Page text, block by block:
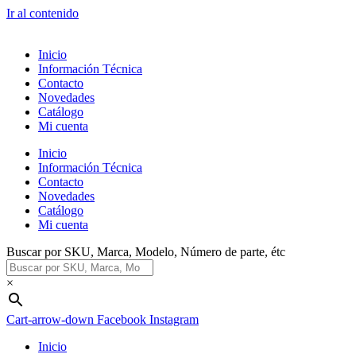
Ir al contenido
Inicio
Información Técnica
Contacto
Novedades
Catálogo
Mi cuenta
Inicio
Información Técnica
Contacto
Novedades
Catálogo
Mi cuenta
Buscar por SKU, Marca, Modelo, Número de parte, étc
×
Cart-arrow-down Facebook Instagram
Inicio